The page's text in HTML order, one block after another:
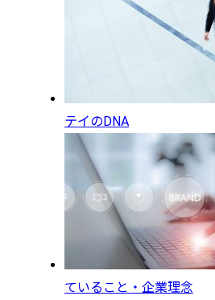
テイのDNA
ていること・企業理念